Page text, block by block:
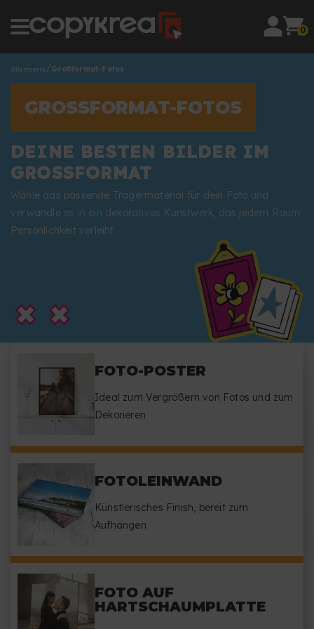
0
Startseite Großformat-Fotos
GROSSFORMAT-FOTOS
DEINE BESTEN BILDER IM
GROSSFORMAT
Wähle das passende Trägermaterial für dein Foto und
verwandle es in ein dekoratives Kunstwerk, das jedem Raum
Persönlichkeit verleiht.
FOTO-POSTER
Ideal zum Vergrößern von Fotos und zum
Dekorieren
FOTOLEINWAND
Künstlerisches Finish, bereit zum
Aufhängen
FOTO AUF
HARTSCHAUMPLATTE